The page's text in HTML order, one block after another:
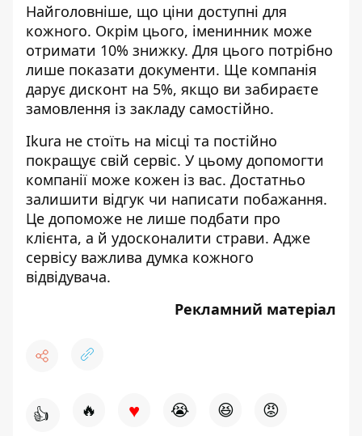
Найголовніше, що ціни доступні для
кожного. Окрім цього, іменинник може
отримати 10% знижку. Для цього потрібно
лише показати документи. Ще компанія
дарує дисконт на 5%, якщо ви забираєте
замовлення із закладу самостійно.
Ikura не стоїть на місці та постійно
покращує свій сервіс. У цьому допомогти
компанії може кожен із вас. Достатньо
залишити відгук чи написати побажання.
Це допоможе не лише подбати про
клієнта, а й удосконалити страви. Адже
сервісу важлива думка кожного
відвідувача.
Рекламний матеріал
👍 🔥 ♥ 😭 😆 😡